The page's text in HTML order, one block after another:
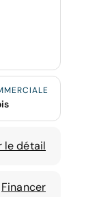
le détail
Financer